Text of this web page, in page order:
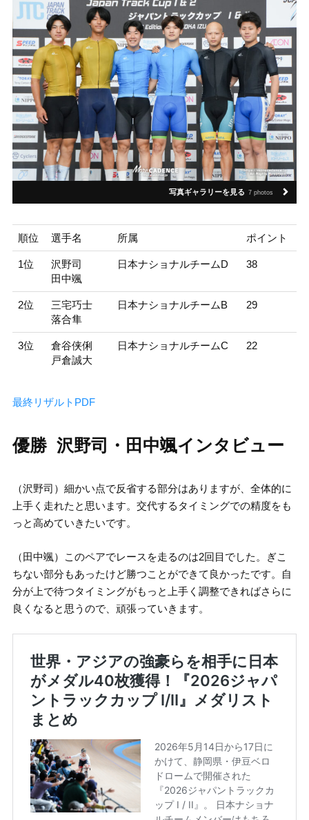
写真ギャラリーを見る 7 photos
順位 選手名 所属 ポイント
1位
沢野司
田中颯
日本ナショナルチームD 38
2位
三宅巧士
落合隼
日本ナショナルチームB 29
3位
倉谷侠俐
戸倉誠大
日本ナショナルチームC 22
最終リザルトPDF
優勝 沢野司・田中颯インタビュー
（沢野司）細かい点で反省する部分はありますが、全体的に
上手く走れたと思います。交代するタイミングでの精度をも
っと高めていきたいです。
（田中颯）このペアでレースを走るのは2回目でした。ぎこ
ちない部分もあったけど勝つことができて良かったです。自
分が上で待つタイミングがもっと上手く調整できればさらに
良くなると思うので、頑張っていきます。